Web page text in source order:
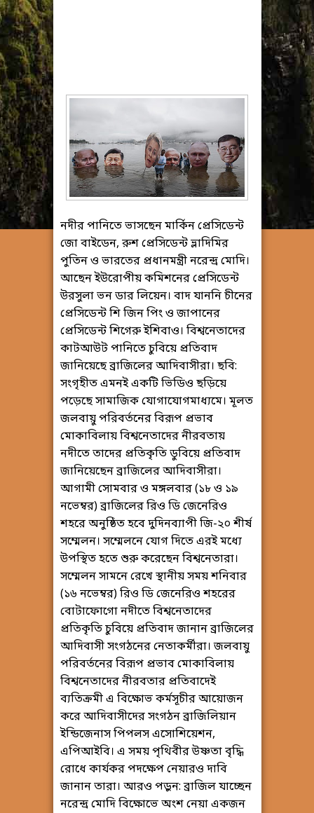
নদীর পানিতে ভাসছেন মার্কিন প্রেসিডেন্ট
জো বাইডেন, রুশ প্রেসিডেন্ট ভ্লাদিমির
পুতিন ও ভারতের প্রধানমন্ত্রী নরেন্দ্র মোদি।
আছেন ইউরোপীয় কমিশনের প্রেসিডেন্ট
উরসুলা ভন ডার লিয়েন। বাদ যাননি চীনের
প্রেসিডেন্ট শি জিন পিং ও জাপানের
প্রেসিডেন্ট শিগেরু ইশিবাও। বিশ্বনেতাদের
কাটআউট পানিতে চুবিয়ে প্রতিবাদ
জানিয়েছে ব্রাজিলের আদিবাসীরা। ছবি:
সংগৃহীত এমনই একটি ভিডিও ছড়িয়ে
পড়েছে সামাজিক যোগাযোগমাধ্যমে। মূলত
জলবায়ু পরিবর্তনের বিরূপ প্রভাব
মোকাবিলায় বিশ্বনেতাদের নীরবতায়
নদীতে তাদের প্রতিকৃতি ডুবিয়ে প্রতিবাদ
জানিয়েছেন ব্রাজিলের আদিবাসীরা।
আগামী সোমবার ও মঙ্গলবার (১৮ ও ১৯
নভেম্বর) ব্রাজিলের রিও ডি জেনেরিও
শহরে অনুষ্ঠিত হবে দুদিনব্যাপী জি-২০ শীর্ষ
সম্মেলন। সম্মেলনে যোগ দিতে এরই মধ্যে
উপস্থিত হতে শুরু করেছেন বিশ্বনেতারা।
সম্মেলন সামনে রেখে স্থানীয় সময় শনিবার
(১৬ নভেম্বর) রিও ডি জেনেরিও শহরের
বোটাফোগো নদীতে বিশ্বনেতাদের
প্রতিকৃতি চুবিয়ে প্রতিবাদ জানান ব্রাজিলের
আদিবাসী সংগঠনের নেতাকর্মীরা। জলবায়ু
পরিবর্তনের বিরূপ প্রভাব মোকাবিলায়
বিশ্বনেতাদের নীরবতার প্রতিবাদেই
ব্যতিক্রমী এ বিক্ষোভ কর্মসূচীর আয়োজন
করে আদিবাসীদের সংগঠন ব্রাজিলিয়ান
ইন্ডিজেনাস পিপলস এসোশিয়েশন,
এপিআইবি। এ সময় পৃথিবীর উষ্ণতা বৃদ্ধি
রোধে কার্যকর পদক্ষেপ নেয়ারও দাবি
জানান তারা। আরও পড়ুন: ব্রাজিল যাচ্ছেন
নরেন্দ্র মোদি বিক্ষোভে অংশ নেয়া একজন